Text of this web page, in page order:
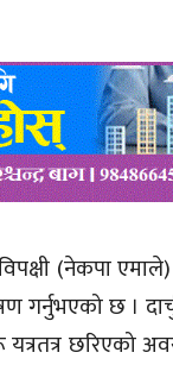
(नेकपा
गर्नुभएको छ ।
छरिएको